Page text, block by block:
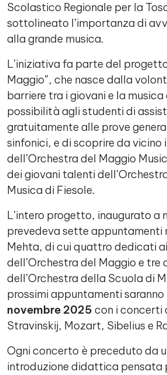
Scolastico Regionale per la
sottolineato l’importanza di
alla grande musica.
L’iniziativa fa parte del
Maggio”, che nasce dalla
barriere tra i giovani e la
possibilità agli studenti di
gratuitamente alle prove
sinfonici, e di scoprire da vicino
dell’Orchestra del Maggio
dei giovani talenti
Musica di Fiesole.
L’intero progetto, inaugurato a
prevedeva sette appuntamenti
Mehta, di cui quattro dedicati
dell’Orchestra del Maggio e tre
dell’Orchestra della Scuola di
prossimi appuntamenti saranno
novembre 2025 con i concerti
Stravinskij, Mozart, Sibelius e
Ogni concerto è preceduto da
introduzione didattica pensata